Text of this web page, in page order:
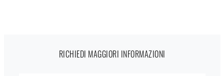
RICHIEDI MAGGIORI INFORMAZIONI